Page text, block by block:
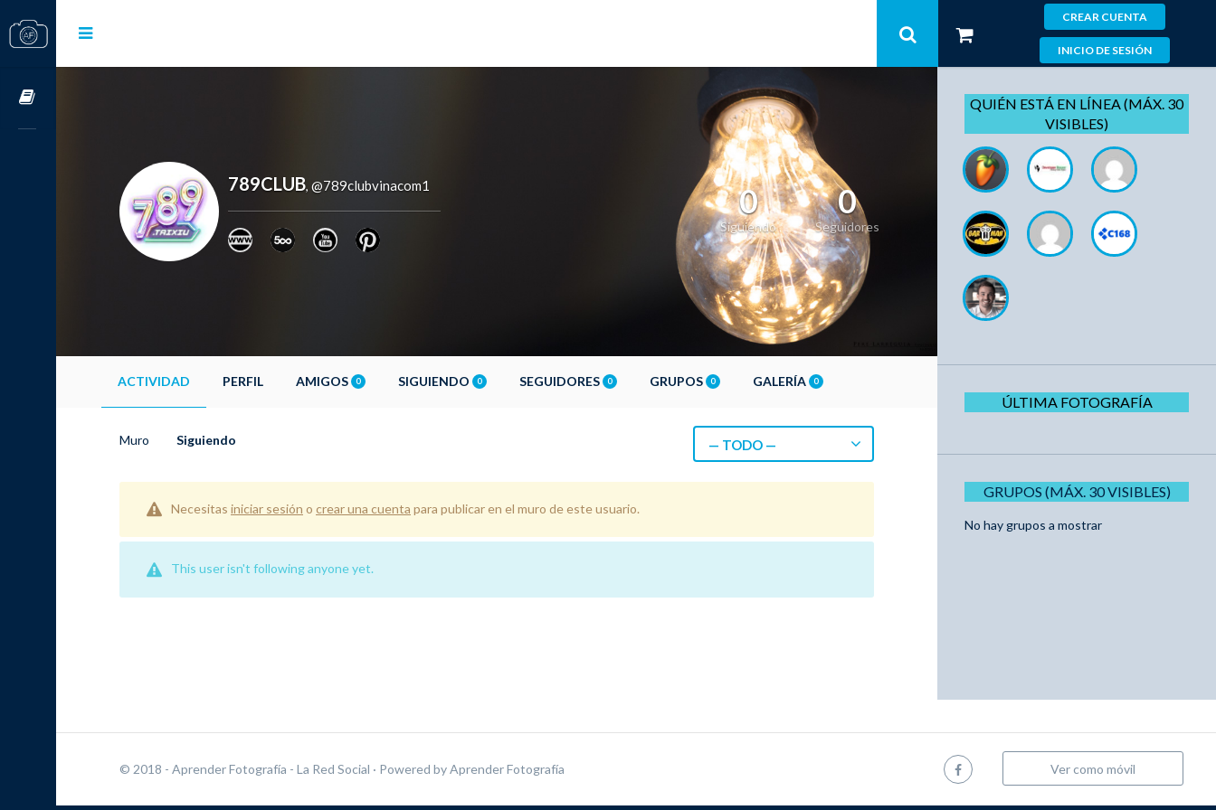
CREAR CUENTA
INICIO DE SESIÓN
789CLUB, @789clubvinacom1 0
Siguiendo
0
Seguidores
ACTIVIDAD PERFIL AMIGOS 0 SIGUIENDO 0 SEGUIDORES 0 GRUPOS 0 GALERÍA 0
Muro Siguiendo — TODO —
Necesitas iniciar sesión o crear una cuenta para publicar en el muro de este usuario.
This user isn't following anyone yet.
QUIÉN ESTÁ EN LÍNEA (MÁX. 30
VISIBLES)
ÚLTIMA FOTOGRAFÍA
GRUPOS (MÁX. 30 VISIBLES)
No hay grupos a mostrar
© 2018 - Aprender Fotografía - La Red Social · Powered byAprender Fotografía